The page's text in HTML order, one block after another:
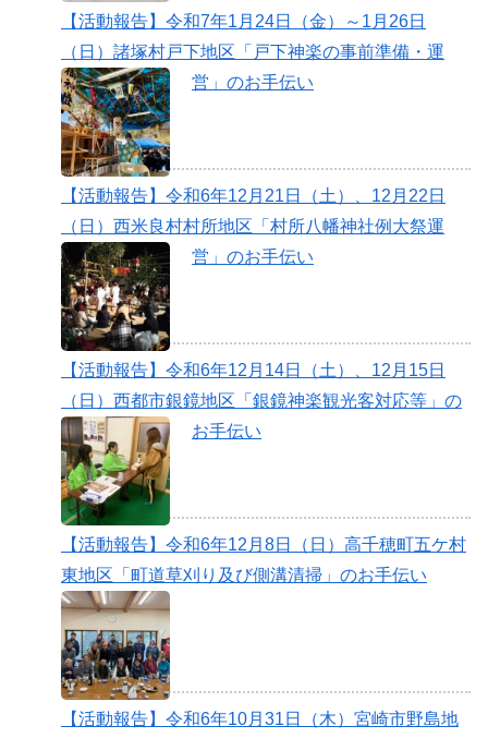
【活動報告】令和7年1月24日（金）～1月26日
（日）諸塚村戸下地区「戸下神楽の事前準備・運
営」のお手伝い
【活動報告】令和6年12月21日（土）、12月22日
（日）西米良村村所地区「村所八幡神社例大祭運
営」のお手伝い
【活動報告】令和6年12月14日（土）、12月15日
（日）西都市銀鏡地区「銀鏡神楽観光客対応等」の
お手伝い
【活動報告】令和6年12月8日（日）高千穂町五ケ村
東地区「町道草刈り及び側溝清掃」のお手伝い
【活動報告】令和6年10月31日（木）宮崎市野島地